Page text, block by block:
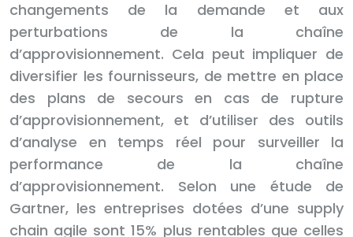
changements de la demande et aux
perturbations de la chaîne
d’approvisionnement. Cela peut impliquer de
diversifier les fournisseurs, de mettre en place
des plans de secours en cas de rupture
d’approvisionnement, et d’utiliser des outils
d’analyse en temps réel pour surveiller la
performance de la chaîne
d’approvisionnement. Selon une étude de
Gartner, les entreprises dotées d’une supply
chain agile sont 15% plus rentables que celles